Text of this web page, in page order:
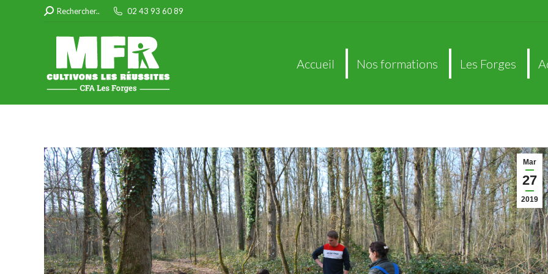
Search:Rechercher.. 02 43 93 60 89
Accueil Nos formations Les Forges
Mar
27
2019